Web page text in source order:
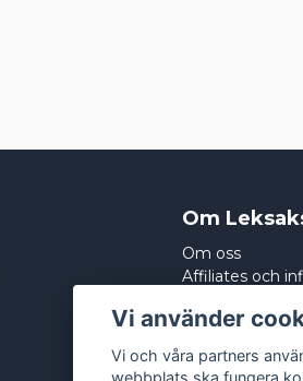
Om
Om oss
Affiliates och
Vi använder
Vi och våra partners